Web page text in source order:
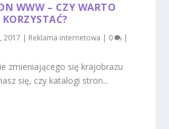
WWW – CZY WARTO
2017 | Reklama internetowa | 0 |
zmieniającego się krajobrazu
się, czy katalogi stron...